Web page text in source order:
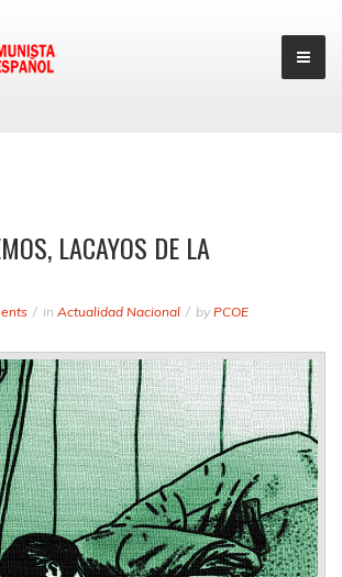
LACAYOS DE LA
in Actualidad Nacional by PCOE